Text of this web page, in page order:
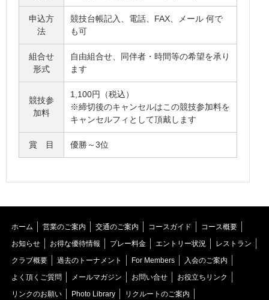
申込方
法
競技台帳記入、電話、FAX、メール 何で
も可
組合せ
形式
自由組合せ、同伴者・時間等の希望を承り
ます
競技参
加料
1,100円（税込）
※締切後のキャンセルはこの競技参加料を
キャンセルフィとして頂戴します
賞 目 優勝～3位
ホーム 営業のご案内 交通のご案内 コースガイド コース概要
お知らせ お得な優待情報 プレー料金 エントリー状況 レストラン
クラブ概要 過去のトーナメント For Members 入会のご案内
よく頂くご質問 メールマガジン お問い合せ お役立ちリンク
リンクのお願い Photo Library リクルートのご案内